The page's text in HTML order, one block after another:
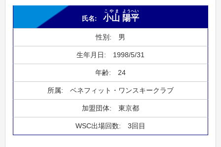
小山
こやま
陽平
ようへい
男
1998/5/31
24
ベネフィット・ワンスキークラブ
東京都
3回目